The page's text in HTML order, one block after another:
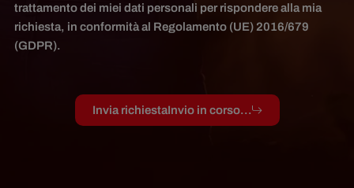
trattamento dei miei dati personali per rispondere alla mia
richiesta, in conformità al Regolamento (UE) 2016/679
(GDPR).
Invia richiestaInvio in corso...